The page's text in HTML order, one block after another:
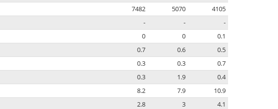
7482 5070
4105
- -
-
0 0
0.1
0.7 0.6
0.5
0.3 0.3
0.7
0.3 1.9
0.4
8.2 7.9
10.9
2.8 3 4.1